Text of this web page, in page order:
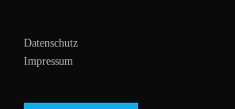
Datenschutz
Impressum